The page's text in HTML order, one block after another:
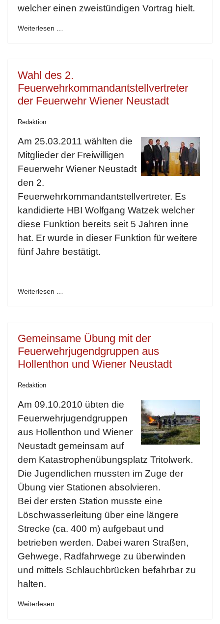
welcher einen zweistündigen Vortrag hielt.
Weiterlesen …
Wahl des 2.
Feuerwehrkommandantstellvertreter
der Feuerwehr Wiener Neustadt
Redaktion
Am 25.03.2011 wählten die
Mitglieder der Freiwilligen
Feuerwehr Wiener Neustadt
den 2.
Feuerwehrkommandantstellvertreter. Es
kandidierte HBI Wolfgang Watzek welcher
diese Funktion bereits seit 5 Jahren inne
hat. Er wurde in dieser Funktion für weitere
fünf Jahre bestätigt.
Weiterlesen …
Gemeinsame Übung mit der
Feuerwehrjugendgruppen aus
Hollenthon und Wiener Neustadt
Redaktion
Am 09.10.2010 übten die
Feuerwehrjugendgruppen
aus Hollenthon und Wiener
Neustadt gemeinsam auf
dem Katastrophenübungsplatz Tritolwerk.
Die Jugendlichen mussten im Zuge der
Übung vier Stationen absolvieren.
Bei der ersten Station musste eine
Löschwasserleitung über eine längere
Strecke (ca. 400 m) aufgebaut und
betrieben werden. Dabei waren Straßen,
Gehwege, Radfahrwege zu überwinden
und mittels Schlauchbrücken befahrbar zu
halten.
Weiterlesen …